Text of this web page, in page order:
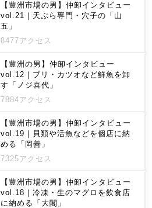
【豊洲市場の男】仲卸インタビュー
vol.21｜天ぷら専門・穴子の「山
五」
8477アクセス
【豊洲の男】仲卸インタビュー
vol.12｜ブリ・カツオなど鮮魚を卸
す「ノジ喜代」
7884アクセス
【豊洲市場の男】仲卸インタビュー
vol.19｜貝類や活魚などを個店に納
める「岡善」
7325アクセス
【豊洲市場の男】仲卸インタビュー
vol.18｜冷凍・生のマグロを飲食店
に納める「大閣」